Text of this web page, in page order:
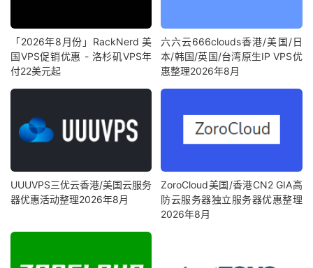
「2026年8月份」RackNerd 美
国VPS促销优惠 - 洛杉矶VPS年
付22美元起
六六云666clouds香港/美国/日
本/韩国/英国/台湾原生IP VPS优
惠整理2026年8月
UUUVPS三优云香港/美国云服务
器优惠活动整理2026年8月
ZoroCloud美国/香港CN2 GIA高
防云服务器独立服务器优惠整理
2026年8月